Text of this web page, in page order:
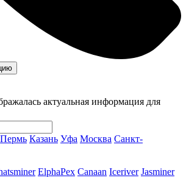
актуальная информация для
Пермь Казань Уфа Москва Санкт-
ElphaPex Canaan Iceriver Jasminer